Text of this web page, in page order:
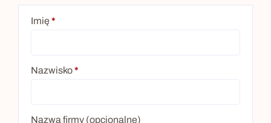
Imię *
Nazwisko*
Nazwa firmy (opcjonalne)